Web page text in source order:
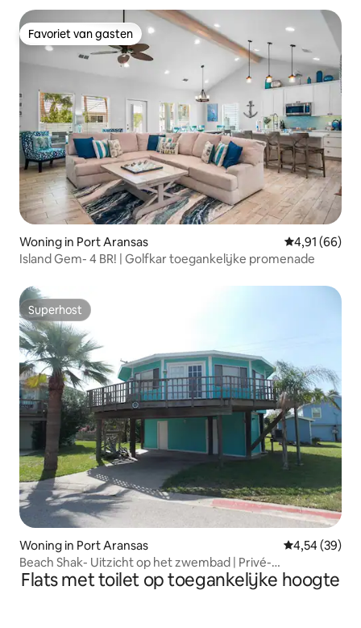
Favoriet van gasten
Favoriet van gasten
Woning in Port Aransas Gemiddelde
4,91 (66)
Island Gem- 4 BR! | Golfkar toegankelijke promenade
Superhost
Superhost
Woning in Port Aransas Gemiddelde
4,54 (39)
Beach Shak- Uitzicht op het zwembad | Privé-
appartement
Flats met toilet op toegankelijke hoogte